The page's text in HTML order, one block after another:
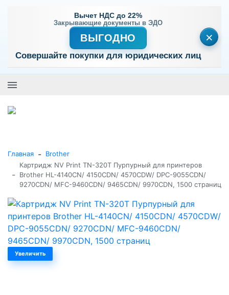
Вычет НДС до 22%
Закрывающие документы в ЭДО
ВЫГОДНО
Совершайте покупки для юридических лиц
×
Главная - Brother
-
Картридж NV Print TN-320T Пурпурный для принтеров
Brother HL-4140CN/ 4150CDN/ 4570CDW/ DPC-9055CDN/
9270CDN/ MFC-9460CDN/ 9465CDN/ 9970CDN, 1500 страниц
Увеличить